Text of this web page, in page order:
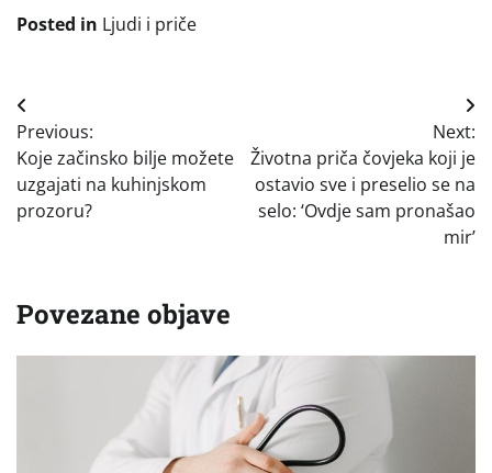
Posted in Ljudi i priče
Navigacija
objava
Previous:
Koje začinsko bilje možete
uzgajati na kuhinjskom
prozoru?
Next:
Životna priča čovjeka koji je
ostavio sve i preselio se na
selo: ‘Ovdje sam pronašao
mir’
Povezane objave